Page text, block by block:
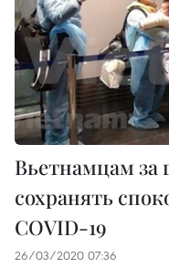
Вьетнамцам за
сохранять
COVID-19
26/03/2020 07:36